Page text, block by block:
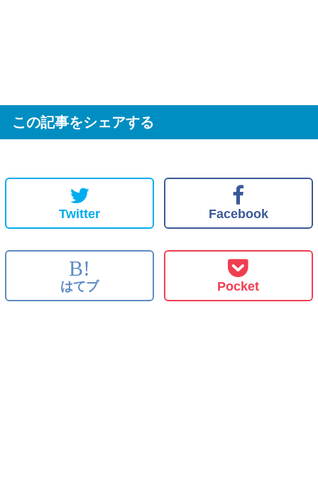
この記事をシェアする
Twitter Facebook
B!
はてブ Pocket